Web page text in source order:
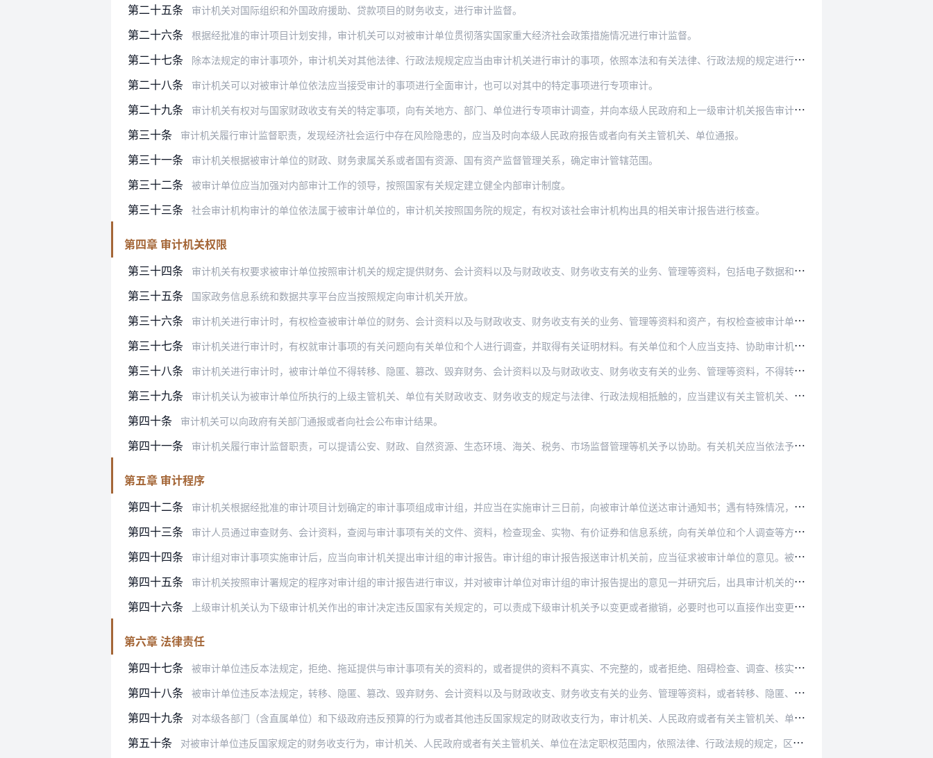
第二十五条 审计机关对国际组织和外国政府援助、贷款项目的财务收支，进行审计监督。
第二十六条 根据经批准的审计项目计划安排，审计机关可以对被审计单位贯彻落实国家重大经济社会政策措施情况进行审计监督。
第二十七条 除本法规定的审计事项外，审计机关对其他法律、行政法规规定应当由审计机关进行审计的事项，依照本法和有关法律、行政法规的规定进行审计监督。
第二十八条 审计机关可以对被审计单位依法应当接受审计的事项进行全面审计，也可以对其中的特定事项进行专项审计。
第二十九条 审计机关有权对与国家财政收支有关的特定事项，向有关地方、部门、单位进行专项审计调查，并向本级人民政府和上一级审计机关报告审计调查结果。
第三十条 审计机关履行审计监督职责，发现经济社会运行中存在风险隐患的，应当及时向本级人民政府报告或者向有关主管机关、单位通报。
第三十一条 审计机关根据被审计单位的财政、财务隶属关系或者国有资源、国有资产监督管理关系，确定审计管辖范围。
第三十二条 被审计单位应当加强对内部审计工作的领导，按照国家有关规定建立健全内部审计制度。
第三十三条 社会审计机构审计的单位依法属于被审计单位的，审计机关按照国务院的规定，有权对该社会审计机构出具的相关审计报告进行核查。
第四章 审计机关权限
第三十四条
审计机关有权要求被审计单位按照审计机关的规定提供财务、会计资料以及与财政收支、财务收支有关的业务、管理等资料，包括电子数据和有关文档。被审计单位不得拒绝、拖延、…
第三十五条 国家政务信息系统和数据共享平台应当按照规定向审计机关开放。
第三十六条 审计机关进行审计时，有权检查被审计单位的财务、会计资料以及与财政收支、财务收支有关的业务、管理等资料和资产，有权检查被审计单位信息系统的安全性、可靠性、经济性，…
第三十七条 审计机关进行审计时，有权就审计事项的有关问题向有关单位和个人进行调查，并取得有关证明材料。有关单位和个人应当支持、协助审计机关工作，如实向审计机关反映情况，提供…
第三十八条 审计机关进行审计时，被审计单位不得转移、隐匿、篡改、毁弃财务、会计资料以及与财政收支、财务收支有关的业务、管理等资料，不得转移、隐匿、故意毁损所持有的违反国家规…
第三十九条 审计机关认为被审计单位所执行的上级主管机关、单位有关财政收支、财务收支的规定与法律、行政法规相抵触的，应当建议有关主管机关、单位纠正；有关主管机关、单位不予纠正…
第四十条 审计机关可以向政府有关部门通报或者向社会公布审计结果。
第四十一条 审计机关履行审计监督职责，可以提请公安、财政、自然资源、生态环境、海关、税务、市场监督管理等机关予以协助。有关机关应当依法予以配合。
第五章 审计程序
第四十二条
审计机关根据经批准的审计项目计划确定的审计事项组成审计组，并应当在实施审计三日前，向被审计单位送达审计通知书；遇有特殊情况，经县级以上人民政府审计机关负责人批准…
第四十三条 审计人员通过审查财务、会计资料，查阅与审计事项有关的文件、资料，检查现金、实物、有价证券和信息系统，向有关单位和个人调查等方式进行审计，并取得证明材料。
第四十四条 审计组对审计事项实施审计后，应当向审计机关提出审计组的审计报告。审计组的审计报告报送审计机关前，应当征求被审计单位的意见。被审计单位应当自接到审计组的审计报告之…
第四十五条 审计机关按照审计署规定的程序对审计组的审计报告进行审议，并对被审计单位对审计组的审计报告提出的意见一并研究后，出具审计机关的审计报告。对违反国家规定的财政收支、…
第四十六条 上级审计机关认为下级审计机关作出的审计决定违反国家有关规定的，可以责成下级审计机关予以变更或者撤销，必要时也可以直接作出变更或者撤销的决定。
第六章 法律责任
第四十七条
被审计单位违反本法规定，拒绝、拖延提供与审计事项有关的资料的，或者提供的资料不真实、不完整的，或者拒绝、阻碍检查、调查、核实有关情况的，由审计机关责令改正，可以…
第四十八条 被审计单位违反本法规定，转移、隐匿、篡改、毁弃财务、会计资料以及与财政收支、财务收支有关的业务、管理等资料，或者转移、隐匿、故意毁损所持有的违反国家规定取得的资…
第四十九条 对本级各部门（含直属单位）和下级政府违反预算的行为或者其他违反国家规定的财政收支行为，审计机关、人民政府或者有关主管机关、单位在法定职权范围内，依照法律、行政法…
第五十条 对被审计单位违反国家规定的财务收支行为，审计机关、人民政府或者有关主管机关、单位在法定职权范围内，依照法律、行政法规的规定，区别情况采取前条规定的处理措施，并可…